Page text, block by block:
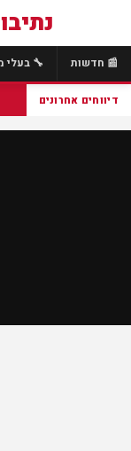
📰 חדשות 🔧 בעלי
דיווחים אחרונים